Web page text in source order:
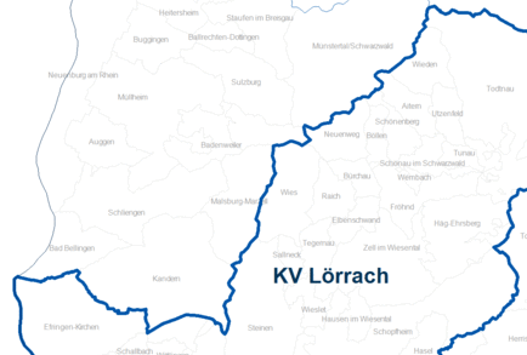
Pflegeberatung
Seniorenbüro Nothelfer
Servicewohnen-Sonnenpark
Tagespflege